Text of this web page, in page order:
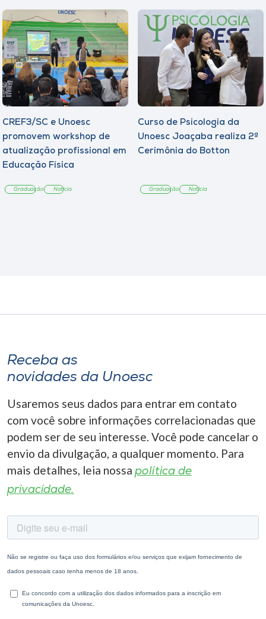
CREF3/SC e Unoesc
promovem workshop de
atualização profissional em
Educação Física
Graduação Notícia
Curso de Psicologia da
Unoesc Joaçaba realiza 2ª
Cerimônia do Botton
Graduação Notícia
Receba as
novidades da Unoesc
Usaremos seus dados para entrar em contato
com você sobre informações correlacionadas que
podem ser de seu interesse. Você pode cancelar o
envio da divulgação, a qualquer momento. Para
mais detalhes, leia nossa política de
privacidade.